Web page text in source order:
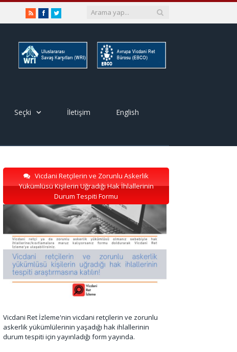
RSSFacebookTwitter
Seçki İletişim English
Vicdani Retçilerin ve Zorunlu Askerlik
Yükümlüsü Kişilerin Uğradığı Hak İhlallerinin
Durum Tespiti Formu
Vicdani Ret İzleme'nin vicdani retçilerin ve zorunlu
askerlik yükümlülerinin yaşadığı hak ihlallerinin
durum tespiti için yayınladığı form yayında.